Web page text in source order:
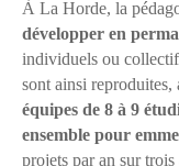
À La Horde, la
développer en
individuels ou
sont ainsi reproduites,
équipes de 8 à 9
ensemble pour
projets par an sur